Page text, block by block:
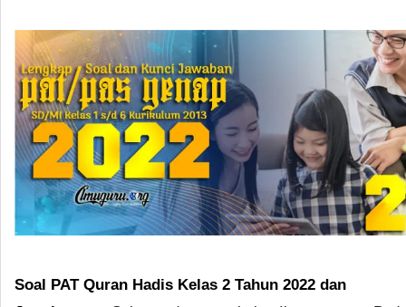
Soal PAT Quran Hadis Kelas 2 Tahun 2022 dan